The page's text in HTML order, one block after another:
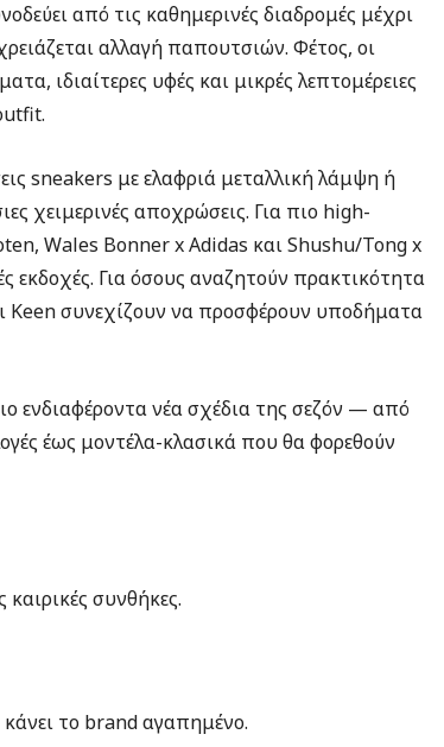
από τις καθημερινές διαδρομές μέχρι
αλλαγή παπουτσιών. Φέτος, οι
ιδιαίτερες υφές και μικρές λεπτομέρειες
sneakers με ελαφριά μεταλλική λάμψη ή
χειμερινές αποχρώσεις. Για πιο high-
Wales Bonner x Adidas και Shushu/Tong x
εκδοχές. Για όσους αναζητούν πρακτικότητα
Keen συνεχίζουν να προσφέρουν υποδήματα
ενδιαφέροντα νέα σχέδια της σεζόν — από
έως μοντέλα-κλασικά που θα φορεθούν
καιρικές συνθήκες.
το brand αγαπημένο.